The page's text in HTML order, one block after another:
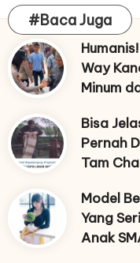
#Baca Juga
Way
Minum
Bisa
Pernah
Tam
Model
Yang
Anak